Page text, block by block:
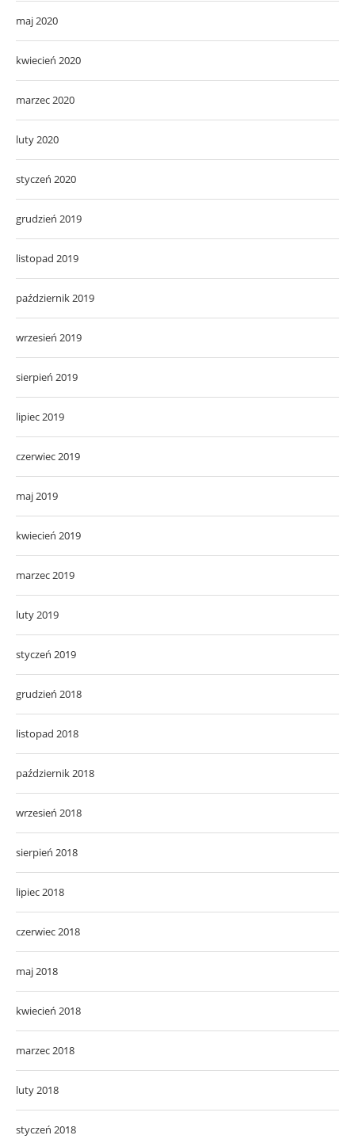
maj 2020
kwiecień 2020
marzec 2020
luty 2020
styczeń 2020
grudzień 2019
listopad 2019
październik 2019
wrzesień 2019
sierpień 2019
lipiec 2019
czerwiec 2019
maj 2019
kwiecień 2019
marzec 2019
luty 2019
styczeń 2019
grudzień 2018
listopad 2018
październik 2018
wrzesień 2018
sierpień 2018
lipiec 2018
czerwiec 2018
maj 2018
kwiecień 2018
marzec 2018
luty 2018
styczeń 2018